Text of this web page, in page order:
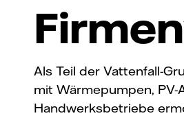
Als Teil der Vattenfall-
mit Wärmepumpen,
Handwerksbetriebe